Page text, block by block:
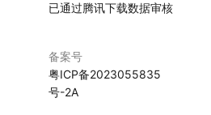
已通过腾讯下载数据审核
备案号
粤ICP备2023055835
号-2A